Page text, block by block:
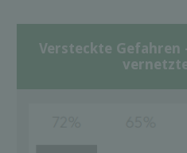
Versteckte Gefahren